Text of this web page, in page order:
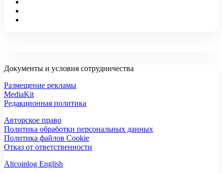
Документы и условия сотрудничества
Размещение рекламы
MediaKit
Редакционная политика
Авторское право
Политика обработки персональных данных
Политика файлов Cookie
Отказ от ответственности
Altcoinlog English